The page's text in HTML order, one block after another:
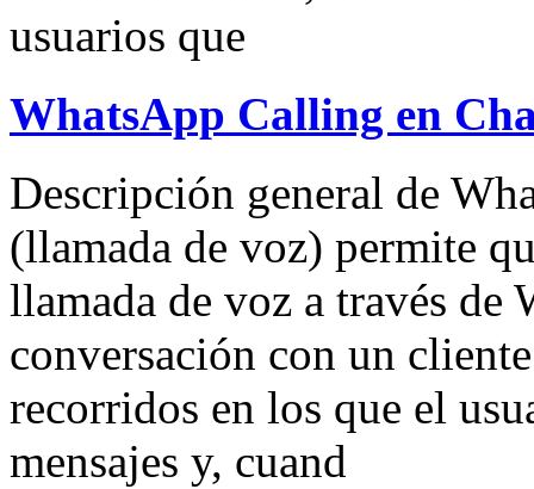
usuarios que
WhatsApp Calling en
Descripción general de
(llamada de voz) permite
llamada de voz a través de
conversación con un
recorridos en los que el
mensajes y, cuand